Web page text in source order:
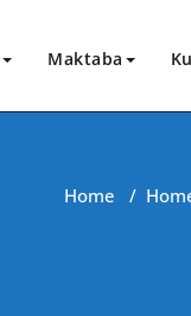
Maktaba
Home /